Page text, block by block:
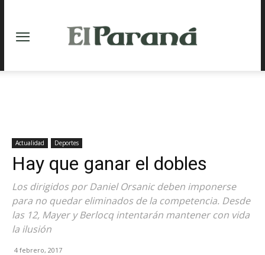
Actualidad Deportes
Hay que ganar el dobles
Los dirigidos por Daniel Orsanic deben imponerse
para no quedar eliminados de la competencia. Desde
las 12, Mayer y Berlocq intentarán mantener con vida
la ilusión
4 febrero, 2017